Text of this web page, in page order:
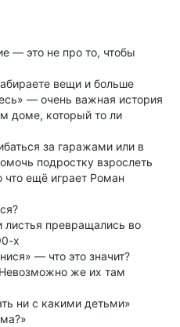
— это не про то, чтобы
вещи и больше
— очень важная история
доме, который то ли
за гаражами или в
подростку взрослеть
ещё играет Роман
превращались во
х
— что это значит?
же их там
ни с какими детьми»